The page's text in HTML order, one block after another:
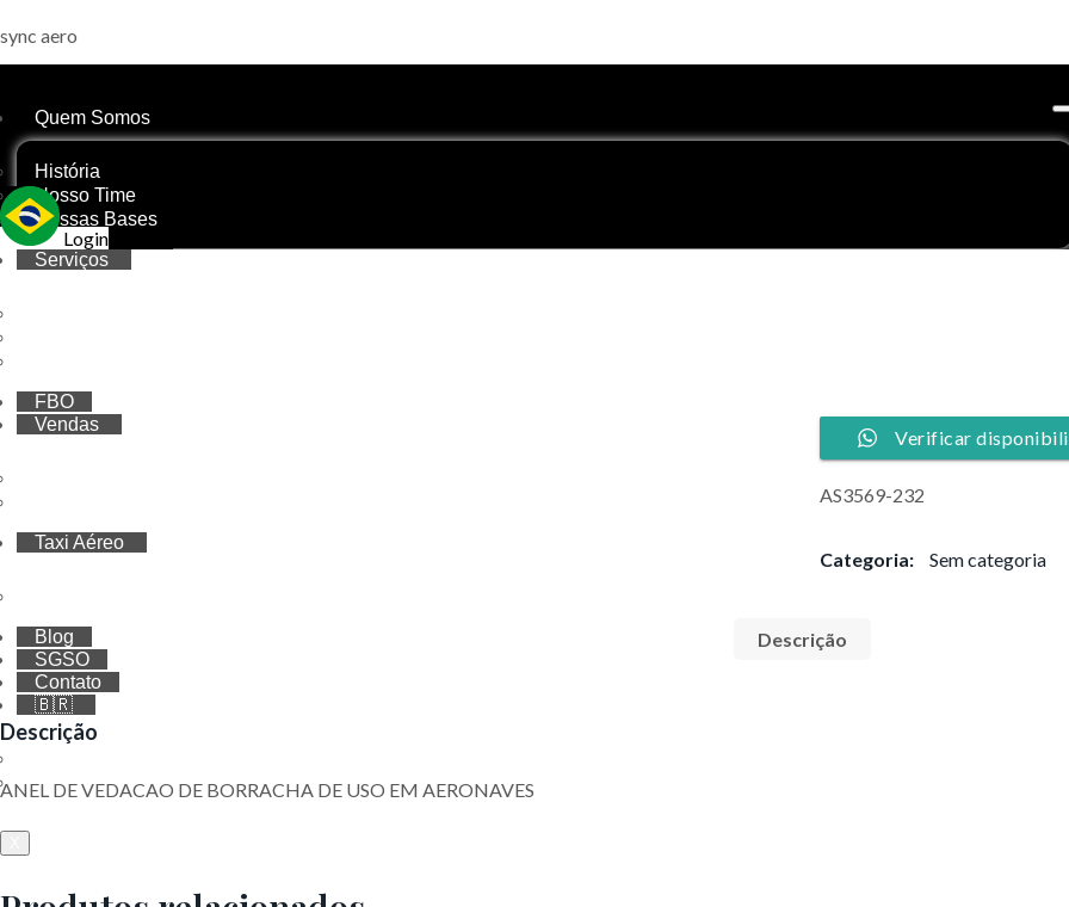
sync aero
Quem Somos
História
Nosso Time
Nossas Bases
Serviços
FBO
Vendas
Taxi Aéreo
Blog
SGSO
Contato
🇧🇷
🇺🇸
Login
Verificar
AS3569-232
Categoria: Sem categoria
Descrição
Descrição
ANEL DE VEDACAO DE BORRACHA DE USO EM AERONAVES